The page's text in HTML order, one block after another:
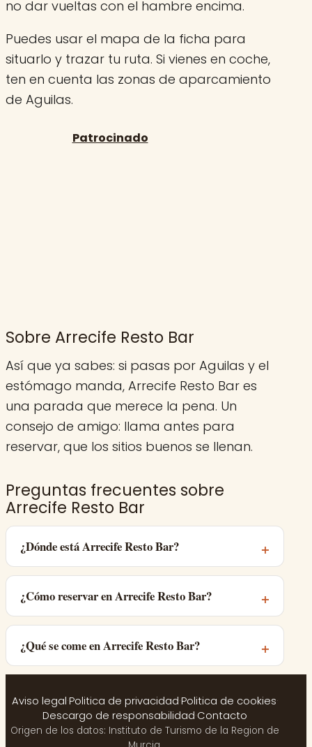
no dar vueltas con el hambre encima.
Puedes usar el mapa de la ficha para
situarlo y trazar tu ruta. Si vienes en coche,
ten en cuenta las zonas de aparcamiento
de Aguilas.
Sobre Arrecife Resto Bar
Así que ya sabes: si pasas por Aguilas y el
estómago manda, Arrecife Resto Bar es
una parada que merece la pena. Un
consejo de amigo: llama antes para
reservar, que los sitios buenos se llenan.
Preguntas frecuentes sobre
Arrecife Resto Bar
¿Dónde está Arrecife Resto Bar?
¿Cómo reservar en Arrecife Resto Bar?
¿Qué se come en Arrecife Resto Bar?
Aviso legal·Politica de privacidad·Politica de cookies·
Descargo de responsabilidad·Contacto
Origen de los datos: Instituto de Turismo de la Region de